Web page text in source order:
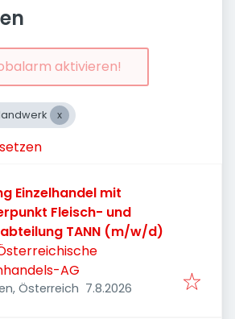
aktivieren!
Einzelhandel mit
Fleisch- und
TANN (m/w/d)
AG
Österreich Veröffentlicht
7.8.2026